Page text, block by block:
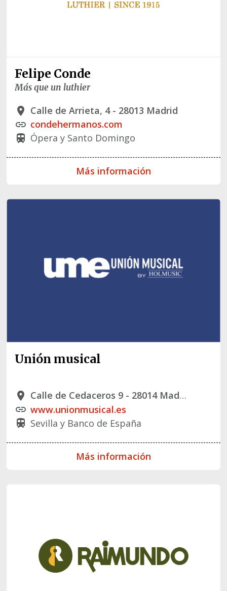
Felipe Conde
Más que un luthier
place Calle de Arrieta, 4 - 28013 Madrid
link condehermanos.com
train Ópera y Santo Domingo
Más información
Unión musical
place
Calle de Cedaceros 9 - 28014 Madrid
link www.unionmusical.es
train Sevilla y Banco de España
Más información